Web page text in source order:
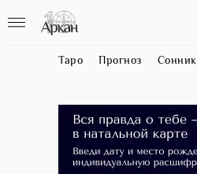
Таро Прогноз Сонник